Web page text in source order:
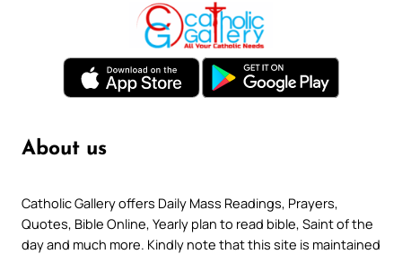
About us
Catholic Gallery offers Daily Mass Readings, Prayers,
Quotes, Bible Online, Yearly plan to read bible, Saint of the
day and much more. Kindly note that this site is maintained